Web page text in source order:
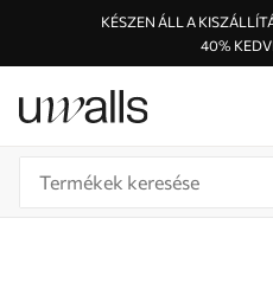
KÉSZEN ÁLL A
40%